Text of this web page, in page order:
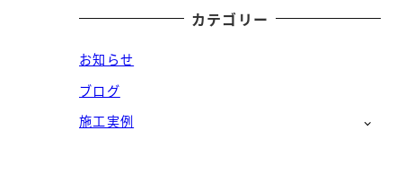
カテゴリー
お知らせ
ブログ
施工実例